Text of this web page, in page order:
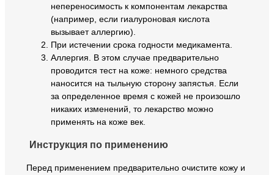
непереносимость к компонентам лекарства
(например, если гиалуроновая кислота
вызывает аллергию).
При истечении срока годности медикамента.
Аллергия. В этом случае предварительно
проводится тест на коже: немного средства
наносится на тыльную сторону запястья. Если
за определенное время с кожей не произошло
никаких изменений, то лекарство можно
применять на коже век.
Инструкция по применению
Перед применением предварительно очистите кожу и